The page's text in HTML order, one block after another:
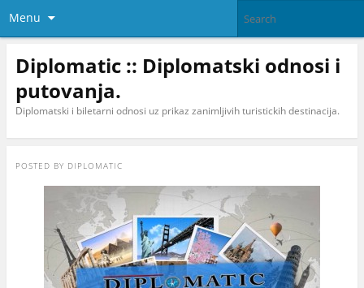
Menu
Diplomatic :: Diplomatski odnosi i
putovanja.
Diplomatski i biletarni odnosi uz prikaz zanimljivih turistickih destinacija.
POSTED BY DIPLOMATIC